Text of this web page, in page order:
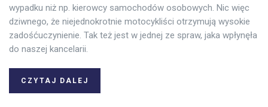
wypadku niż np. kierowcy samochodów osobowych. Nic więc
dziwnego, że niejednokrotnie motocykliści otrzymują wysokie
zadośćuczynienie. Tak też jest w jednej ze spraw, jaka wpłynęła
do naszej kancelarii.
CZYTAJ DALEJ